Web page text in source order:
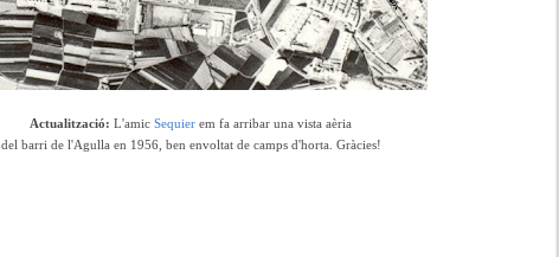
Actualització: L'amic Sequier em fa arribar una vista aèria
del barri de l'Agulla en 1956, ben envoltat de camps d'horta. Gràcies!